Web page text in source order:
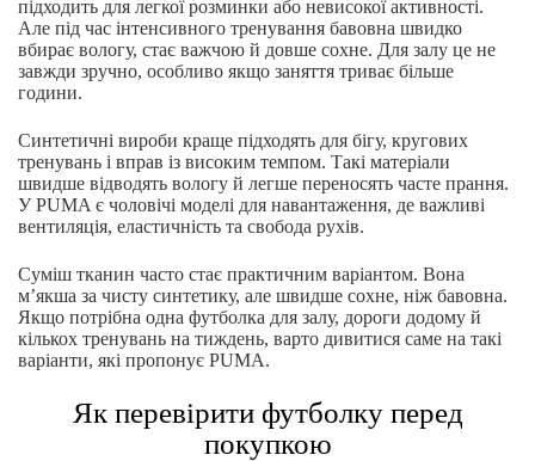
підходить для легкої розминки або невисокої активності.
Але під час інтенсивного тренування бавовна швидко
вбирає вологу, стає важчою й довше сохне. Для залу це не
завжди зручно, особливо якщо заняття триває більше
години.
Синтетичні вироби краще підходять для бігу, кругових
тренувань і вправ із високим темпом. Такі матеріали
швидше відводять вологу й легше переносять часте прання.
У PUMA є чоловічі моделі для навантаження, де важливі
вентиляція, еластичність та свобода рухів.
Суміш тканин часто стає практичним варіантом. Вона
м’якша за чисту синтетику, але швидше сохне, ніж бавовна.
Якщо потрібна одна футболка для залу, дороги додому й
кількох тренувань на тиждень, варто дивитися саме на такі
варіанти, які пропонує PUMA.
Як перевірити футболку перед
покупкою